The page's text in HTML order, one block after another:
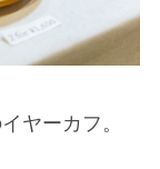
ヤーカフ。